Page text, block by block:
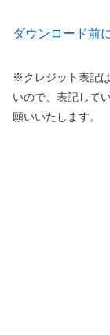
ダウンロード前
※クレジット表記
いので、表記して
願いいたします。